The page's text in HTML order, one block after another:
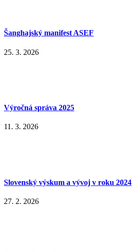
Šanghajský manifest ASEF
25. 3. 2026
Výročná správa 2025
11. 3. 2026
Slovenský výskum a vývoj v roku 2024
27. 2. 2026